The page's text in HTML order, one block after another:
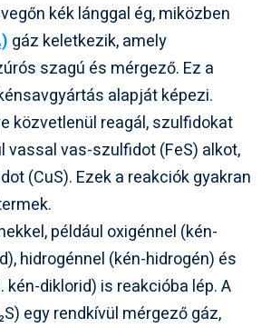
kék lánggal ég, miközben
gáz keletkezik, amely
szagú és mérgező. Ez a
alapját képezi.
közvetlenül reagál, szulfidokat
vassal vas-szulfidot (FeS) alkot,
(CuS). Ezek a reakciók gyakran
például oxigénnel (kén-
hidrogénnel (kén-hidrogén) és
kén-diklorid) is reakcióba lép. A
egy rendkívül mérgező gáz,